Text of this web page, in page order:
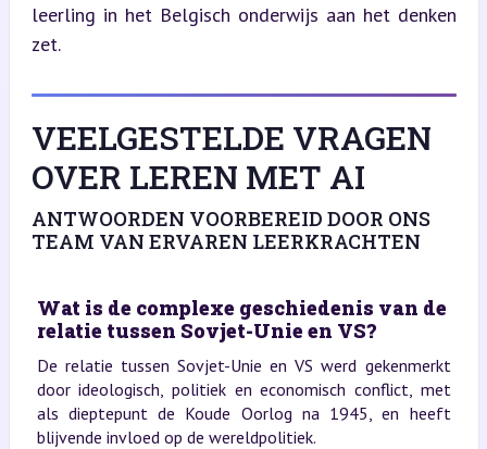
leerling in het Belgisch onderwijs aan het denken
zet.
VEELGESTELDE VRAGEN
OVER LEREN MET AI
ANTWOORDEN VOORBEREID DOOR ONS
TEAM VAN ERVAREN LEERKRACHTEN
Wat is de complexe geschiedenis van de
relatie tussen Sovjet-Unie en VS?
De relatie tussen Sovjet-Unie en VS werd gekenmerkt
door ideologisch, politiek en economisch conflict, met
als dieptepunt de Koude Oorlog na 1945, en heeft
blijvende invloed op de wereldpolitiek.